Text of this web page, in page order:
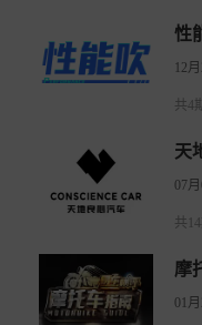
性
12
共4
天
07
共
摩
01